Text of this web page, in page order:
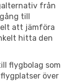
från
till
att jämföra
hitta den
flygbolag som
över